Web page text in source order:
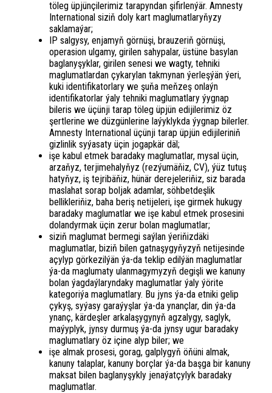
töleg üpjünçilerimiz tarapyndan şifirlenýär. Amnesty
International siziň doly kart maglumatlaryňyzy
saklamaýar;
IP salgysy, enjamyň görnüşi, brauzeriň görnüşi,
operasion ulgamy, girilen sahypalar, üstüne basylan
baglanyşyklar, girilen senesi we wagty, tehniki
maglumatlardan çykarylan takmynan ýerleşýän ýeri,
kuki identifikatorlary we şuňa meňzeş onlaýn
identifikatorlar ýaly tehniki maglumatlary ýygnap
bileris we üçünji tarap töleg üpjün edijilerimiz öz
şertlerine we düzgünlerine laýyklykda ýygnap bilerler.
Amnesty International üçünji tarap üpjün edijileriniň
gizlinlik syýasaty üçin jogapkär däl;
işe kabul etmek baradaky maglumatlar, mysal üçin,
arzaňyz, terjimehalyňyz (rezýumäňiz, CV), ýüz tutuş
hatyňyz, iş tejribäňiz, hünär derejeleriňiz, siz barada
maslahat sorap boljak adamlar, söhbetdeşlik
bellikleriňiz, baha beriş netijeleri, işe girmek hukugy
baradaky maglumatlar we işe kabul etmek prosesini
dolandyrmak üçin zerur bolan maglumatlar;
siziň maglumat bermegi saýlan ýeriňizdäki
maglumatlar, biziň bilen gatnaşygyňyzyň netijesinde
açylyp görkezilýän ýa-da teklip edilýän maglumatlar
ýa-da maglumaty ulanmagymyzyň degişli we kanuny
bolan ýagdaýlaryndaky maglumatlar ýaly ýörite
kategoriýa maglumatlary. Bu jyns ýa-da etniki gelip
çykyş, syýasy garaýyşlar ýa-da ynançlar, din ýa-da
ynanç, kärdeşler arkalaşygynyň agzalygy, saglyk,
maýyplyk, jynsy durmuş ýa-da jynsy ugur baradaky
maglumatlary öz içine alyp biler; we
işe almak prosesi, gorag, galplygyň öňüni almak,
kanuny talaplar, kanuny borçlar ýa-da başga bir kanuny
maksat bilen baglanyşykly jenaýatçylyk baradaky
maglumatlar.